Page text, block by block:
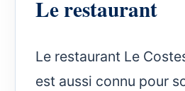
Le restaurant
Le restaurant Le
est aussi connu pour